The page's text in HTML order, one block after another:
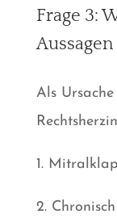
Frage 3:
Als
1.
2.